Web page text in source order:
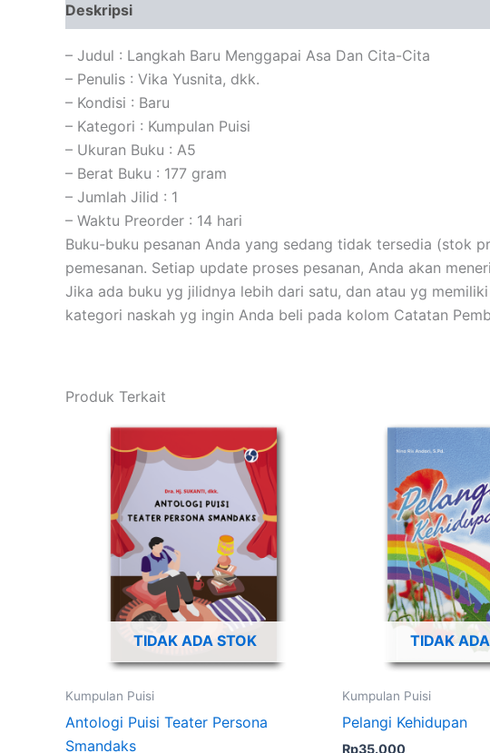
Deskripsi
– Judul : Langkah Baru Menggapai Asa Dan Cita-Cita
– Penulis : Vika Yusnita, dkk.
– Kondisi : Baru
– Kategori : Kumpulan Puisi
– Ukuran Buku : A5
– Berat Buku : 177 gram
– Jumlah Jilid : 1
– Waktu Preorder : 14 hari
Buku-buku pesanan Anda yang sedang tidak tersedia (stok
pemesanan. Setiap update proses pesanan, Anda akan
Jika ada buku yg jilidnya lebih dari satu, dan atau yg
kategori naskah yg ingin Anda beli pada kolom Catatan
Produk Terkait
TIDAK ADA STOK
Kumpulan Puisi
Antologi Puisi Teater Persona
Smandaks
TIDAK
Kumpulan Puisi
Pelangi Kehidupan
Rp35.000